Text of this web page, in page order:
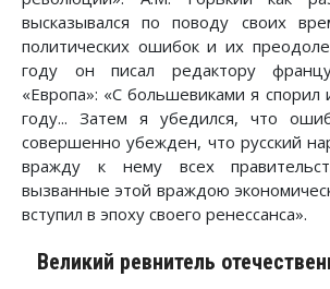
высказывался по поводу своих
политических ошибок и их
году он писал редактору
«Европа»: «С большевиками я спорил
году... Затем я убедился, что
совершенно убежден, что русский
вражду к нему всех
вызванные этой враждою
вступил в эпоху своего ренессанса».
Великий ревнитель